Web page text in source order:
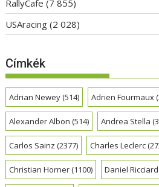
RallyCafe (7 855)
USAracing (2 028)
Címkék
Adrian Newey(514) Adrien Fourmaux
Alexander Albon (514) Andrea Stella
Carlos Sainz (2377) Charles Leclerc
Christian Horner(1100) Daniel